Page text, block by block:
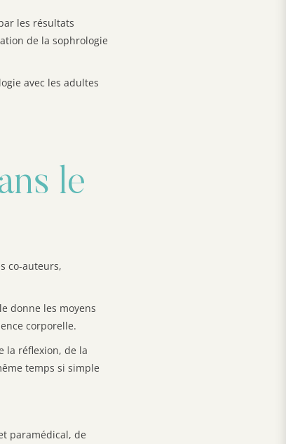
les résultats
de la sophrologie
avec les adultes
le
co-auteurs,
donne les moyens
corporelle.
la réflexion, de la
temps si simple
paramédical, de